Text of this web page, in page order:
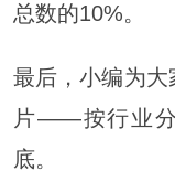
总数的10%。
最后，小编为大
片——按行业分
底。